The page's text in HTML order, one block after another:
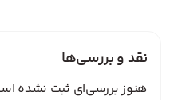
نقد و بررسی‌ها
هنوز بررسی‌ای ثبت نشده